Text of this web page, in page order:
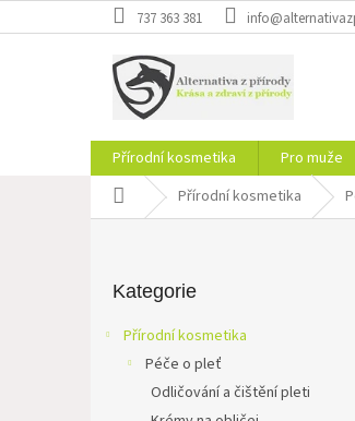
na
737 363 381
Přírodní kosmetika Pro muže
Domů Přírodní kosmetika
kategorie
Kategorie
Přírodní kosmetika
Péče o pleť
Odličování a čištění pleti